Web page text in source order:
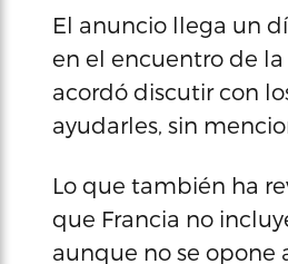
El anuncio llega un
en el encuentro de la
acordó discutir con
ayudarles, sin
Lo que también ha
que Francia no
aunque no se opone